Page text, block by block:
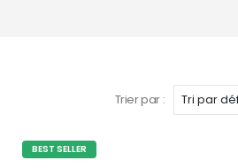
Trier par :
BEST SELLER